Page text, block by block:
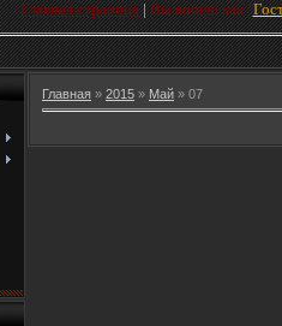
Главная страница | Вы вошли как "
Главная » 2015 » Май » 07